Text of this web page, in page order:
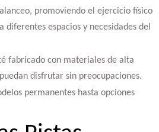
promoviendo el ejercicio físico
espacios y necesidades del
fabricado con materiales de alta
disfrutar sin preocupaciones.
permanentes hasta opciones